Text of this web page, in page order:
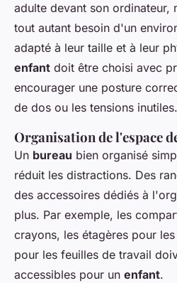
adulte devant son ordinateur,
tout autant besoin d'un
adapté à leur taille et à leur
enfant doit être choisi avec
encourager une posture
de dos ou les tensions inutiles.
Organisation de l'espace
Un bureau bien organisé
réduit les distractions. Des
des accessoires dédiés à
plus. Par exemple, les
crayons, les étagères pour
pour les feuilles de travail
accessibles pour un enfant.